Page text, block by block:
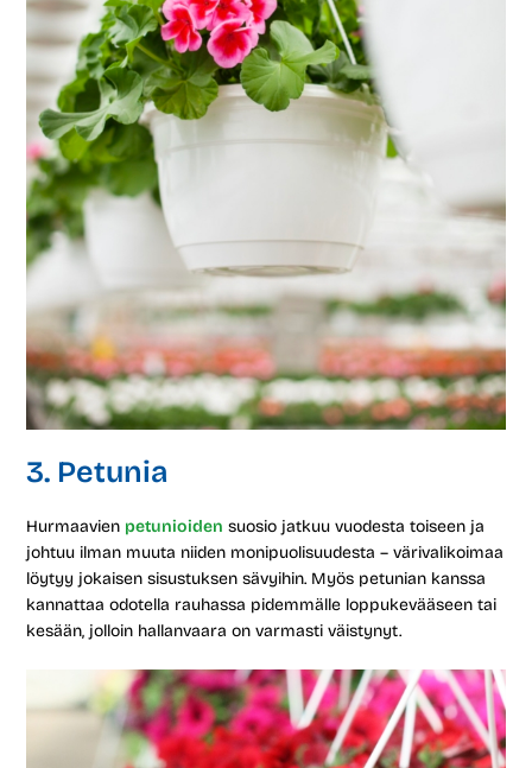
3. Petunia
Hurmaavien petunioiden suosio jatkuu vuodesta toiseen ja
johtuu ilman muuta niiden monipuolisuudesta – värivalikoimaa
löytyy jokaisen sisustuksen sävyihin. Myös petunian kanssa
kannattaa odotella rauhassa pidemmälle loppukevääseen tai
kesään, jolloin hallanvaara on varmasti väistynyt.